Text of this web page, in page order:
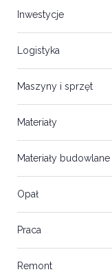
Inwestycje
Logistyka
Maszyny i sprzęt
Materiały
Materiały budowlane
Opał
Praca
Remont